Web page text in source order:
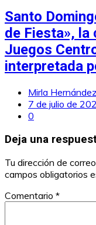
Santo
de Fiesta»,
Juegos
interpretada
Mirla Hernández
7 de julio de
0
Deja una
Tu dirección de
campos obligatorios
Comentario *